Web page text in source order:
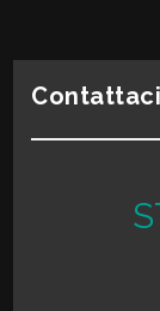
Contattaci
Nuova